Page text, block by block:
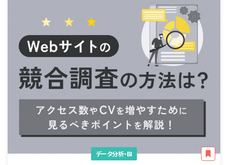
データ分析・BI